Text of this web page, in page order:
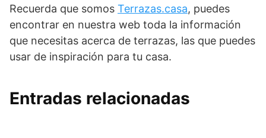
Recuerda que somos Terrazas.casa, puedes
encontrar en nuestra web toda la información
que necesitas acerca de terrazas, las que puedes
usar de inspiración para tu casa.
Entradas relacionadas